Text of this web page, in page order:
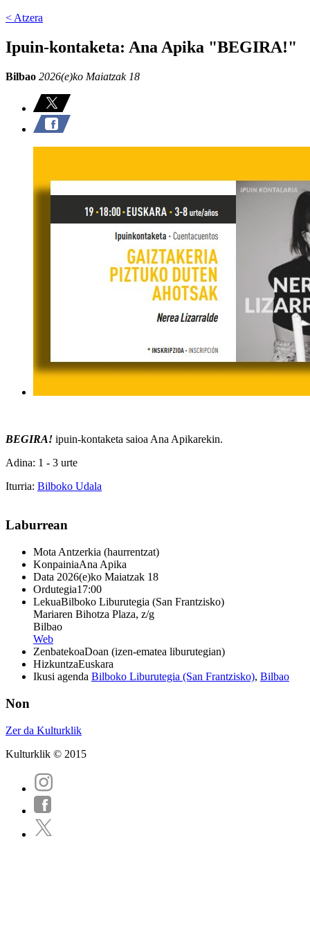
< Atzera
Ipuin-kontaketa: Ana Apika "BEGIRA!"
Bilbao 2026(e)ko Maiatzak 18
BEGIRA! ipuin-kontaketa saioa Ana Apikarekin.
Adina: 1 - 3 urte
Iturria: Bilboko Udala
Laburrean
Mota Antzerkia (haurrentzat)
KonpainiaAna Apika
Data 2026(e)ko Maiatzak 18
Ordutegia17:00
LekuaBilboko Liburutegia (San Frantzisko)
Mariaren Bihotza Plaza, z/g
Bilbao
Web
ZenbatekoaDoan (izen-ematea liburutegian)
HizkuntzaEuskara
Ikusi agenda Bilboko Liburutegia (San Frantzisko), Bilbao
Non
Zer da Kulturklik
Kulturklik © 2015